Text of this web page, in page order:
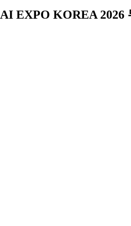
AI EXPO KOREA 2026